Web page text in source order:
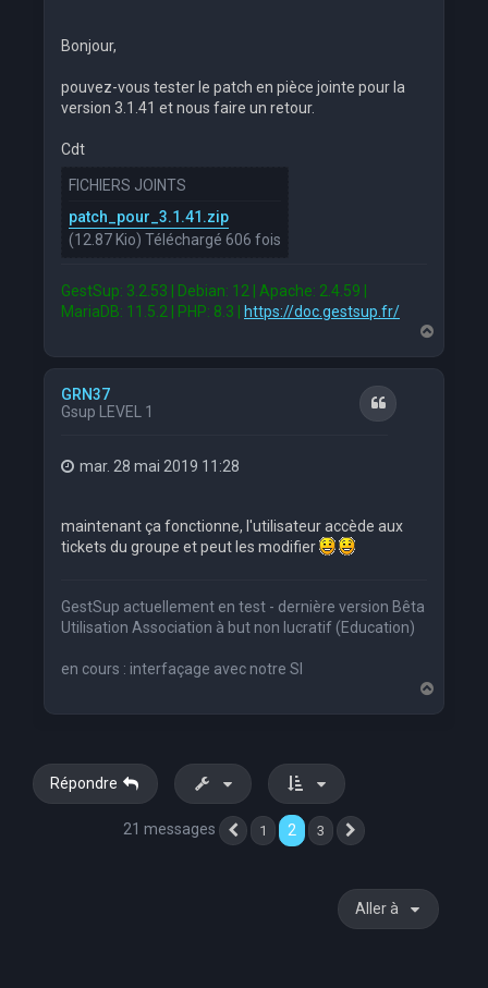
Bonjour,
pouvez-vous tester le patch en pièce jointe pour la
version 3.1.41 et nous faire un retour.
Cdt
FICHIERS JOINTS
patch_pour_3.1.41.zip
(12.87 Kio) Téléchargé 606 fois
GestSup: 3.2.53 | Debian: 12 | Apache: 2.4.59 |
MariaDB: 11.5.2 | PHP: 8.3 |
https://doc.gestsup.fr/
a
GRN37
Gsup LEVEL 1
Citation
mar. 28 mai 2019 11:28
maintenant ça fonctionne, l'utilisateur accède aux
tickets du groupe et peut les modifier
GestSup actuellement en test - dernière version Bêta
Utilisation Association à but non lucratif (Education)
en cours : interfaçage avec notre SI
a
Répondre
21 messages Précédente
1 2 3
Aller à